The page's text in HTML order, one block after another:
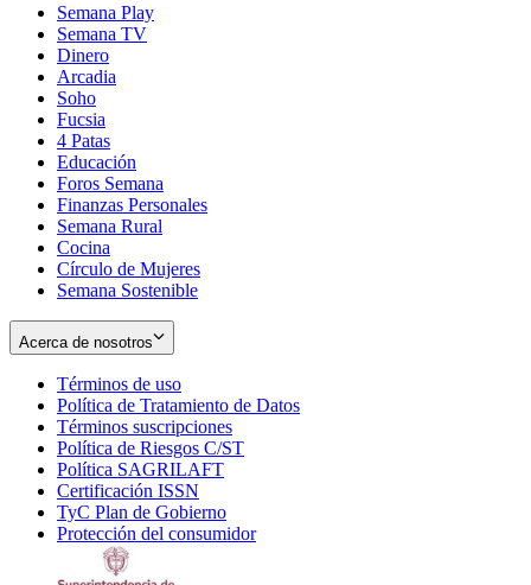
Semana Play
Semana TV
Dinero
Arcadia
Soho
in
new
window
Fucsia
in
new
window
4 Patas
Educación
Foros Semana
Finanzas Personales
Semana Rural
Cocina
Círculo de Mujeres
Semana Sostenible
Acerca de nosotros
Términos de uso
in
new
window
Política de Tratamiento de Datos
Términos suscripciones
in
Política de Riesgos C/ST
Política SAGRILAFT
new
window
Certificación ISSN
in
new
TyC Plan de Gobierno
in
Protección del consumidorOpens